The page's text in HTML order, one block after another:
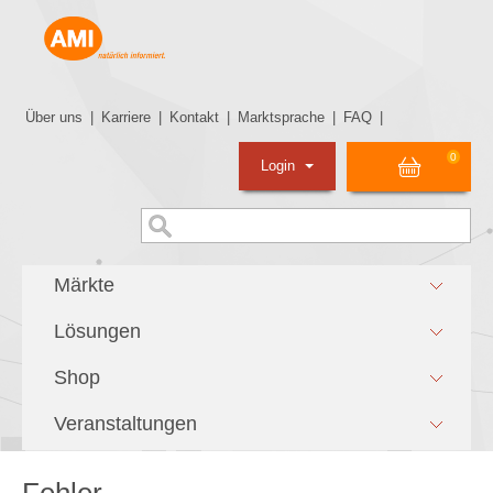
Über uns Karriere Kontakt Marktsprache FAQ
0
Login
Märkte
Lösungen
Shop
Veranstaltungen